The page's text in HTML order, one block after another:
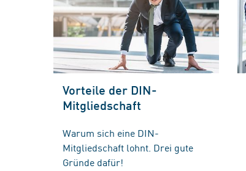
Vorteile der DIN-
Mitgliedschaft
Warum sich eine DIN-
Mitgliedschaft lohnt. Drei gute
Gründe dafür!